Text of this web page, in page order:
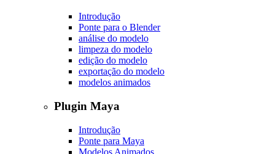
Introdução
Ponte para o Blender
análise do modelo
limpeza do modelo
edição do modelo
exportação do modelo
modelos animados
Plugin Maya
Introdução
Ponte para Maya
Modelos Animados